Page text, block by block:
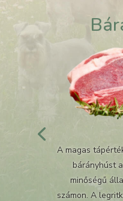
A magas
bárányhúst
minőségű
számon. A